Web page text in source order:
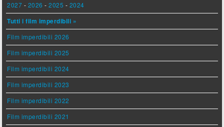
2027 - 2026 -2025 - 2024
Tutti i film imperdibili »
Film imperdibili 2026
Film imperdibili 2025
Film imperdibili 2024
Film imperdibili 2023
Film imperdibili 2022
Film imperdibili 2021